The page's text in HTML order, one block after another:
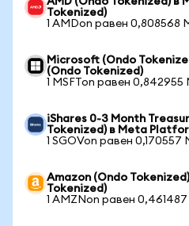
Tokenized)
1 AMDon равен 0,808568
Microsoft (Ondo
(Ondo Tokenized)
1 MSFTon равен 0,842955
iShares 0-3 Month
Tokenized) в Meta
1 SGOVon равен 0,170557
Amazon (Ondo
Tokenized)
1 AMZNon равен 0,461487